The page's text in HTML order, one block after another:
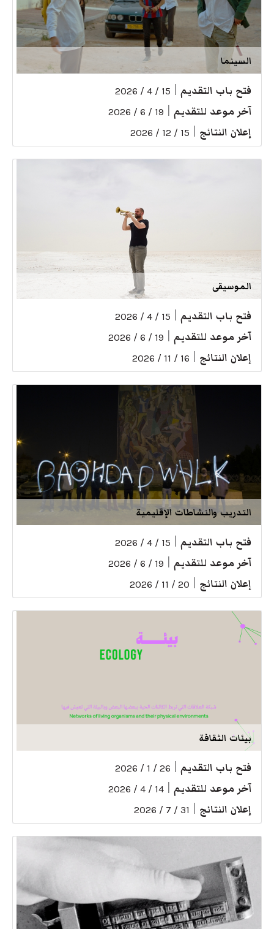
السينما
فتح باب التقديم 15 / 4 / 2026
آخر موعد للتقديم 19 / 6 / 2026
إعلان النتائج 15 / 12 / 2026
الموسيقى
فتح باب التقديم 15 / 4 / 2026
آخر موعد للتقديم 19 / 6 / 2026
إعلان النتائج 16 / 11 / 2026
التدريب والنشاطات الإقليمية
فتح باب التقديم 15 / 4 / 2026
آخر موعد للتقديم 19 / 6 / 2026
إعلان النتائج 20 / 11 / 2026
بيئات الثقافة
فتح باب التقديم 26 / 1 / 2026
آخر موعد للتقديم 14 / 4 / 2026
إعلان النتائج 31 / 7 / 2026